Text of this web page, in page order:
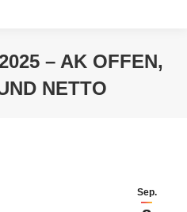
– AK OFFEN,
NETTO
Sep.